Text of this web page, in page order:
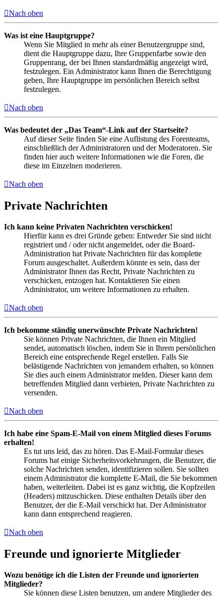
Nach oben
Was ist eine Hauptgruppe?
Wenn Sie Mitglied in mehr als einer Benutzergruppe sind,
dient die Hauptgruppe dazu, Ihre Gruppenfarbe sowie den
Gruppenrang, der bei Ihnen standardmäßig angezeigt wird,
festzulegen. Ein Administrator kann Ihnen die Berechtigung
geben, Ihre Hauptgruppe im persönlichen Bereich selbst
festzulegen.
Nach oben
Was bedeutet der „Das Team“-Link auf der Startseite?
Auf dieser Seite finden Sie eine Auflistung des Forenteams,
einschließlich der Administratoren und der Moderatoren. Sie
finden hier auch weitere Informationen wie die Foren, die
diese im Einzelnen moderieren.
Nach oben
Private Nachrichten
Ich kann keine Privaten Nachrichten verschicken!
Hierfür kann es drei Gründe geben: Entweder Sie sind nicht
registriert und / oder nicht angemeldet, oder die Board-
Administration hat Private Nachrichten für das komplette
Forum ausgeschaltet. Außerdem könnte es sein, dass der
Administrator Ihnen das Recht, Private Nachrichten zu
verschicken, entzogen hat. Kontaktieren Sie einen
Administrator, um weitere Informationen zu erhalten.
Nach oben
Ich bekomme ständig unerwünschte Private Nachrichten!
Sie können Private Nachrichten, die Ihnen ein Mitglied
sendet, automatisch löschen, indem Sie in Ihrem persönlichen
Bereich eine entsprechende Regel erstellen. Falls Sie
belästigende Nachrichten von jemandem erhalten, so können
Sie dies auch einem Administrator melden. Dieser kann dem
betreffenden Mitglied dann verbieten, Private Nachrichten zu
versenden.
Nach oben
Ich habe eine Spam-E-Mail von einem Mitglied dieses Forums
erhalten!
Es tut uns leid, das zu hören. Das E-Mail-Formular dieses
Forums hat einige Sicherheitsvorkehrungen, die Benutzer, die
solche Nachrichten senden, identifizieren sollen. Sie sollten
einem Administrator die komplette E-Mail, die Sie bekommen
haben, weiterleiten. Dabei ist es ganz wichtig, die Kopfzeilen
(Headers) mitzuschicken. Diese enthalten Details über den
Benutzer, der die E-Mail verschickt hat. Der Administrator
kann dann entsprechend reagieren.
Nach oben
Freunde und ignorierte Mitglieder
Wozu benötige ich die Listen der Freunde und ignorierten
Mitglieder?
Sie können diese Listen benutzen, um andere Mitglieder des